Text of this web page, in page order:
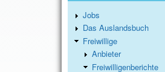
Jobs
Das Auslandsbuch
Freiwillige
Anbieter
Freiwilligenberichte